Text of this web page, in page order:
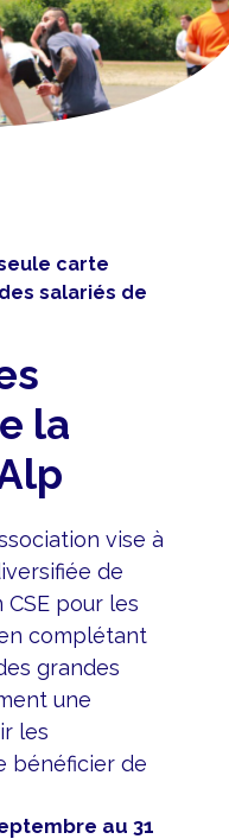
carte
salariés de
la
vise à
de
pour les
complétant
grandes
une
les
bénéficier de
au 31